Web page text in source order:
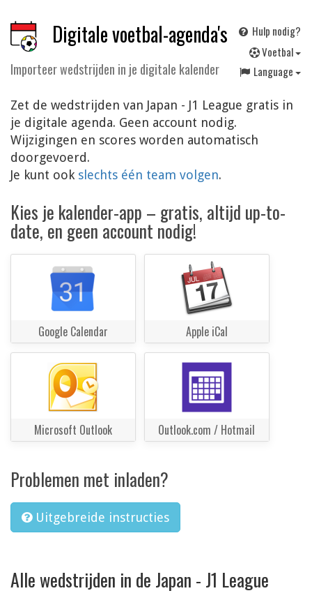
Digitale voetbal-agenda's
Importeer wedstrijden in je digitale kalender
Hulp nodig?
Voetbal
Language
Zet de wedstrijden van Japan - J1 League gratis in
je digitale agenda. Geen account nodig.
Wijzigingen en scores worden automatisch
doorgevoerd.
Je kunt ook slechts één team volgen.
Kies je kalender-app – gratis, altijd up-to-
date, en geen account nodig!
Google Calendar Apple iCal
Microsoft Outlook Outlook.com / Hotmail
Problemen met inladen?
Uitgebreide instructies
Alle wedstrijden in de Japan - J1 League